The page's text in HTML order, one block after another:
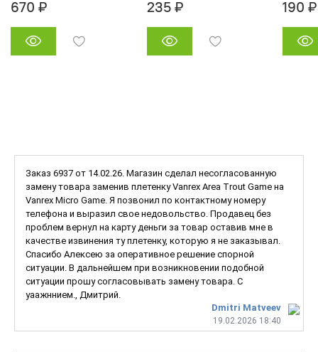
670 ₽ 235 ₽ 190 ₽
Dmitri Matveev
19.02.2026 18:40
Заказ 6937 от 14.02.26. Магазин сделал несогласованную
замену товара заменив плетенку Vanrex Area Trout Game на
Vanrex Micro Game. Я позвонил по контактному номеру
телефона и выразил свое недовольство. Продавец без
проблем вернул на карту деньги за товар оставив мне в
качестве извинения ту плетенку, которую я не заказывал.
Спасибо Алексею за оперативное решение спорной
ситуации. В дальнейшем при возникновении подобной
ситуации прошу согласовывать замену товара. С
уаажннием., Дмитрий.